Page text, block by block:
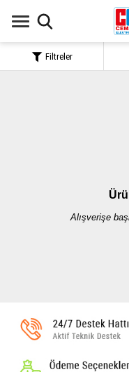
Alışverişe
Filtreler